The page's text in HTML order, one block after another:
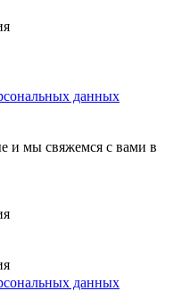
данных
и мы свяжемся с вами в
данных